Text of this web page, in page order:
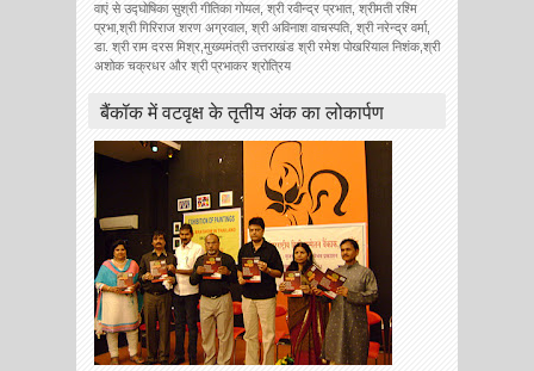
वाएं से उद्घोषिका सुश्री गीतिका गोयल, श्री रवीन्द्र प्रभात, श्रीमती रश्मि
प्रभा,श्री गिरिराज शरण अग्रवाल, श्री अविनाश वाचस्पति, श्री नरेन्द्र वर्मा,
डा. श्री राम दरस मिश्र,मुख्यमंत्री उत्तराखंड श्री रमेश पोखरियाल निशंक,श्री
अशोक चक्रधर और श्री प्रभाकर श्रोत्रिय
बैंकॉक में वटवृक्ष के तृतीय अंक का लोकार्पण